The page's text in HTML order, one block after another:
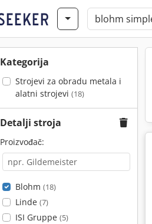
Kategorija
Strojevi za obradu metala i
alatni strojevi (18)
Detalji stroja
Proizvođač:
Blohm (18)
Linde (7)
ISI Gruppe (5)